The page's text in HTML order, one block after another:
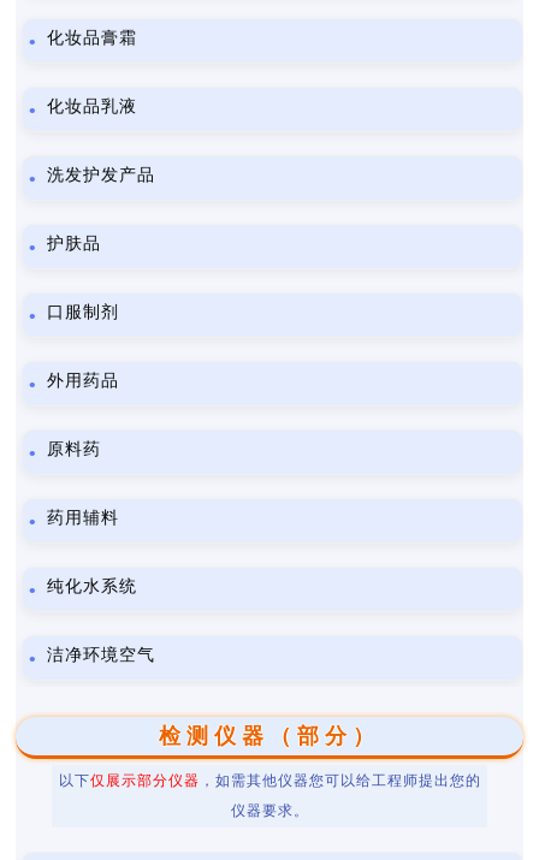
化妆品膏霜
化妆品乳液
洗发护发产品
护肤品
口服制剂
外用药品
原料药
药用辅料
纯化水系统
洁净环境空气
检测仪器（部分）
以下仅展示部分仪器 ，如需其他仪器您可以给工程师提出您的
仪器要求。